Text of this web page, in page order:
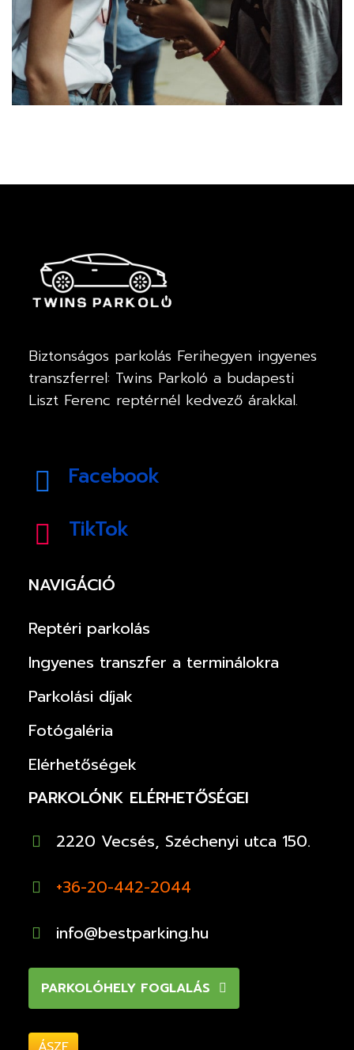
Biztonságos parkolás Ferihegyen ingyenes
transzferrel: Twins Parkoló a budapesti
Liszt Ferenc reptérnél kedvező árakkal.
Facebook
TikTok
NAVIGÁCIÓ
Reptéri parkolás
Ingyenes transzfer a terminálokra
Parkolási díjak
Fotógaléria
Elérhetőségek
PARKOLÓNK ELÉRHETŐSÉGEI
2220 Vecsés, Széchenyi utca 150.
+36-20-442-2044
info@bestparking.hu
PARKOLÓHELY FOGLALÁS